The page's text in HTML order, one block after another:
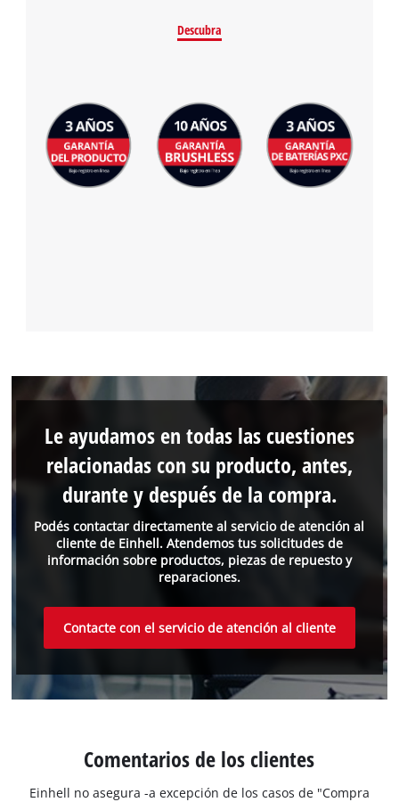
Descubra
Podés contactar directamente al servicio de atención al
cliente de Einhell. Atendemos tus solicitudes de
información sobre productos, piezas de repuesto y
reparaciones.
Le ayudamos en todas las cuestiones
relacionadas con su producto, antes,
durante y después de la compra.
Contacte con el servicio de atención al cliente
Comentarios de los clientes
Einhell no asegura -a excepción de los casos de "Compra